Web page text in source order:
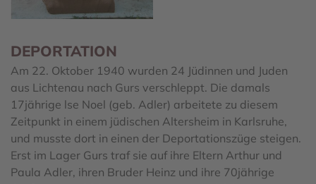
DEPORTATION
Am 22. Oktober 1940 wurden 24 Jüdinnen und Juden
aus Lichtenau nach Gurs verschleppt. Die damals
17jährige lse Noel (geb. Adler) arbeitete zu diesem
Zeitpunkt in einem jüdischen Altersheim in Karlsruhe,
und musste dort in einen der Deportationszüge steigen.
Erst im Lager Gurs traf sie auf ihre Eltern Arthur und
Paula Adler, ihren Bruder Heinz und ihre 70jährige